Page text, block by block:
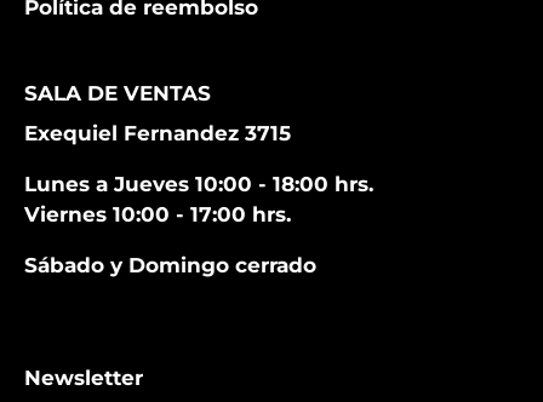
Política de reembolso
SALA DE VENTAS
Exequiel Fernandez 3715
Lunes a Jueves 10:00 - 18:00 hrs.
Viernes 10:00 - 17:00 hrs.
Sábado y Domingo cerrado
Newsletter